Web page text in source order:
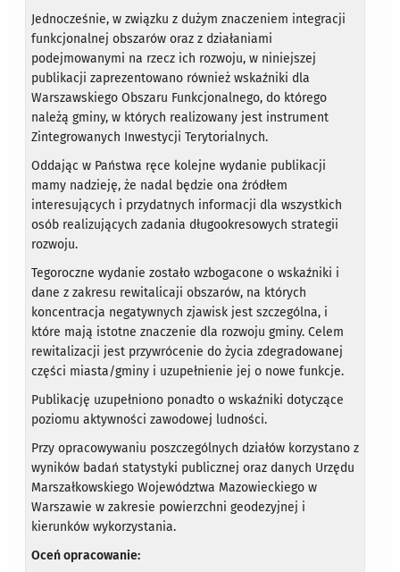
Jednocześnie, w związku z dużym znaczeniem integracji
funkcjonalnej obszarów oraz z działaniami
podejmowanymi na rzecz ich rozwoju, w niniejszej
publikacji zaprezentowano również wskaźniki dla
Warszawskiego Obszaru Funkcjonalnego, do którego
należą gminy, w których realizowany jest instrument
Zintegrowanych Inwestycji Terytorialnych.
Oddając w Państwa ręce kolejne wydanie publikacji
mamy nadzieję, że nadal będzie ona źródłem
interesujących i przydatnych informacji dla wszystkich
osób realizujących zadania długookresowych strategii
rozwoju.
Tegoroczne wydanie zostało wzbogacone o wskaźniki i
dane z zakresu rewitalicaji obszarów, na których
koncentracja negatywnych zjawisk jest szczególna, i
które mają istotne znaczenie dla rozwoju gminy. Celem
rewitalizacji jest przywrócenie do życia zdegradowanej
części miasta/gminy i uzupełnienie jej o nowe funkcje.
Publikację uzupełniono ponadto o wskaźniki dotyczące
poziomu aktywności zawodowej ludności.
Przy opracowywaniu poszczególnych działów korzystano z
wyników badań statystyki publicznej oraz danych Urzędu
Marszałkowskiego Województwa Mazowieckiego w
Warszawie w zakresie powierzchni geodezyjnej i
kierunków wykorzystania.
Oceń opracowanie: